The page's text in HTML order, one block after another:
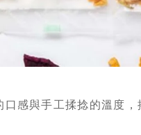
感與手工揉捻的溫度